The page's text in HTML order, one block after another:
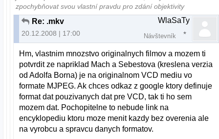
zpochybňovat svou vlastní pravdu pro zdání objektivity
Re: .mkv
20.12.2008 | 17:00
WlaSaTy
Návštevník
Hm, vlastnim mnozstvo originalnych filmov a mozem ti
potvrdit ze napriklad Mach a Sebestova (kreslena verzia
od Adolfa Borna) je na originalnom VCD mediu vo
formate MJPEG. Ak chces odkaz z google ktory definuje
format dat pouzivanych dat pre VCD, tak ti ho sem
mozem dat. Pochopitelne to nebude link na
encyklopediu ktoru moze menit kazdy bez overenia ale
na vyrobcu a spravcu danych formatov.